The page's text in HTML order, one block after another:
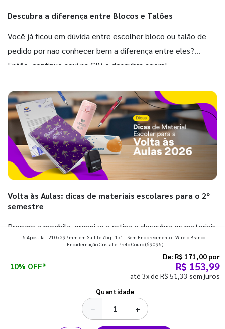
Descubra a diferença entre Blocos e Talões
Você já ficou em dúvida entre escolher bloco ou talão de
pedido por não conhecer bem a diferença entre eles?
Então, continue aqui na GIV e descubra agora!
Volta às Aulas: dicas de materiais escolares para o 2º
semestre
Prepare a mochila, organize a rotina e descubra os materiais
que fazem toda diferença para começar o segundo
5 Apostila - 210x297mm em Sulfite 75g - 1x1 - Sem Enobrecimento - Wire-o Branco -
Encadernação Cristal e Preto Couro(69095)
10% OFF*
De: R$ 171,00 por
R$ 153,99
até 3x de R$ 51,33 sem juros
Quantidade
− +